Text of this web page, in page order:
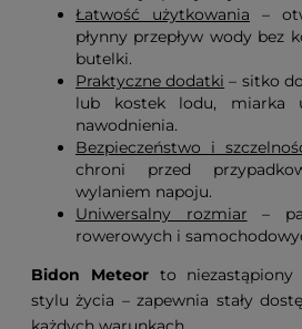
Łatwość użytkowania –
płynny przepływ wody bez
butelki.
Praktyczne dodatki – sitko
lub kostek lodu, miarka
nawodnienia.
Bezpieczeństwo i
chroni przed
wylaniem napoju.
Uniwersalny rozmiar –
rowerowych i
Bidon Meteorto niezastąpiony
stylu życia – zapewnia stały